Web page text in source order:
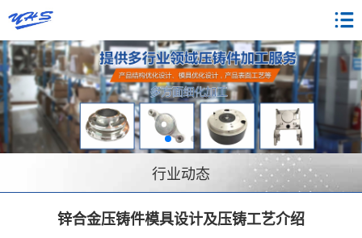
行业动态
锌合金压铸件模具设计及压铸工艺介绍